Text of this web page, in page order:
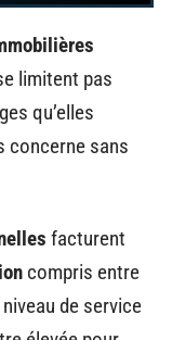
limitent pas
qu’elles
concerne sans
facturent
compris entre
de service